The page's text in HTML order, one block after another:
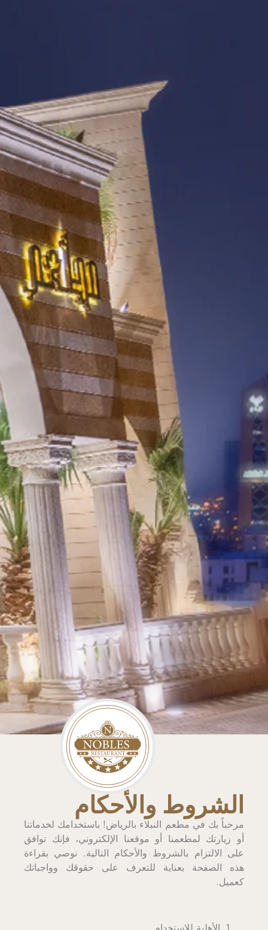
الشروط والأحكام
مرحباً بك في مطعم النبلاء بالرياض! باستخدامك لخدماتنا
أو زيارتك لمطعمنا أو موقعنا الإلكتروني، فإنك توافق
على الالتزام بالشروط والأحكام التالية. نوصي بقراءة
هذه الصفحة بعناية للتعرف على حقوقك وواجباتك
كعميل.